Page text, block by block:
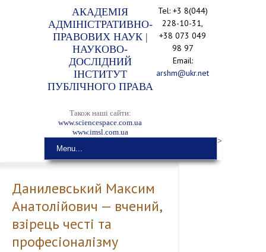
АКАДЕМІЯ
АДМІНІСТРАТИВНО-
ПРАВОВИХ НАУК |
НАУКОВО-
ДОСЛІДНИЙ
ІНСТИТУТ
ПУБЛІЧНОГО ПРАВА
Також наші сайти:
www.sciencespace.com.ua
www.imsl.com.ua
Tel: +3 8(044)
228-10-31,
+38 073 049
98 97
Email:
arshm@ukr.net
Menu...
>
Данилевський Максим
Анатолійович — вчений,
взірець честі та
професіоналізму